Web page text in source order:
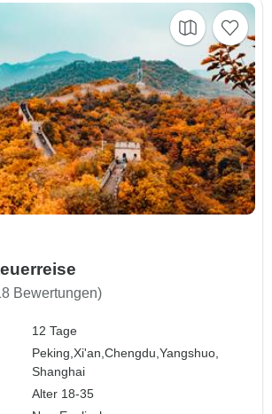
Bewertungen)
12 Tage
Peking,Xi'an,Chengdu,Yangshuo,
Shanghai
Alter 18-35